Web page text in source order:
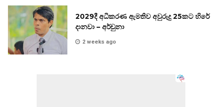
2029දී අධිකරණ ඇමතිව අවුරුදු 25කට හිරේ
දානවා – අර්චුනා
2 weeks ago